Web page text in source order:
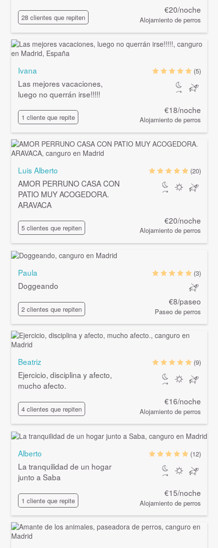
28 clientes que repiten
€20/noche
Alojamiento de perros
Ivana
Las mejores vacaciones,
luego no querrán irse!!!!!
1 cliente que repite
(5)
€18/noche
Alojamiento de perros
Luis Alberto
AMOR PERRUNO CASA CON
PATIO MUY ACOGEDORA.
ARAVACA
5 clientes que repiten
(20)
€20/noche
Alojamiento de perros
Paula
Doggeando
2 clientes que repiten
(3)
€8/paseo
Paseo de perros
Beatriz
Ejercicio, disciplina y afecto,
mucho afecto.
4 clientes que repiten
(9)
€16/noche
Alojamiento de perros
Alberto
La tranquilidad de un hogar
junto a Saba
1 cliente que repite
(12)
€15/noche
Alojamiento de perros